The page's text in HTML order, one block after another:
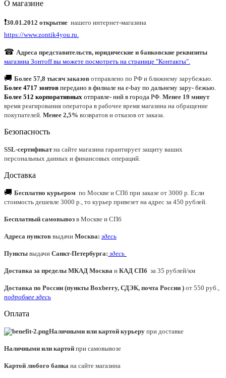
О магазине
❗30.01.2012 открытие нашего интернет-магазина
https://www.zontik4you.ru.
☎ Адреса представительств, юридические и банковские реквизиты
магазина Зонтoff вы можете посмотреть на странице "Контакты".
🚚 Более 57,8 тысяч заказов отправлено по РФ и ближнему зарубежью.
Более 4717 зонтов передано в филиале на e-bay по дальнему зару- бежью.
Более 512 корпоративных отправле- ний в города РФ. Менее 19 минут
время реагирования оператора в рабочее время магазина на обращение
покупателей. Менее 2,5% возвратов и отказов от заказа.
Безопасность
SSL-сертификатна сайте магазина гарантирует защиту ваших
персональных данных и финансовых операций.
Доставка
🚚 Бесплатно курьером по Москве и СПб при заказе от 3000 р. Если
стоимость дешевле 3000 р., то курьер привезет на адрес за 450 рублей.
Бесплатный самовывоз в Москве и СПб
Адреса пунктов выдачи Москва: здесь
Пункты выдачи Санкт-Петербурга: здесь
Доставка за пределы МКАД Москва и КАД СПб за 35 рублей/км
Доставка по России (пункты Boxberry, СДЭК, почта России ) от 550 руб.,
подробнее здесь
Оплата
Наличными или картой курьеру при доставке
Наличными или картой при самовывозе
Картой любого банка на сайте магазина